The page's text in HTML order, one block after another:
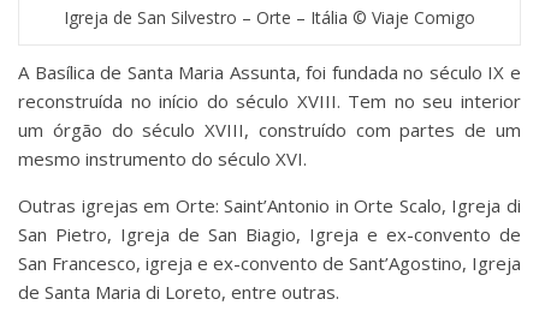
Igreja de San Silvestro – Orte – Itália © Viaje Comigo
A Basílica de Santa Maria Assunta, foi fundada no século IX e
reconstruída no início do século XVIII. Tem no seu interior
um órgão do século XVIII, construído com partes de um
mesmo instrumento do século XVI.
Outras igrejas em Orte: Saint’Antonio in Orte Scalo, Igreja di
San Pietro, Igreja de San Biagio, Igreja e ex-convento de
San Francesco, igreja e ex-convento de Sant’Agostino, Igreja
de Santa Maria di Loreto, entre outras.